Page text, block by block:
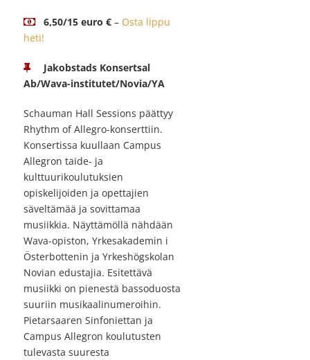
6,50/15 euro € – Osta lippu
heti!
Jakobstads Konsertsal
Ab/Wava-institutet/Novia/YA
Schauman Hall Sessions päättyy
Rhythm of Allegro-konserttiin.
Konsertissa kuullaan Campus
Allegron taide- ja
kulttuurikoulutuksien
opiskelijoiden ja opettajien
säveltämää ja sovittamaa
musiikkia. Näyttämöllä nähdään
Wava-opiston, Yrkesakademin i
Österbottenin ja Yrkeshögskolan
Novian edustajia. Esitettävä
musiikki on pienestä bassoduosta
suuriin musikaalinumeroihin.
Pietarsaaren Sinfoniettan ja
Campus Allegron koulutusten
tulevasta suuresta